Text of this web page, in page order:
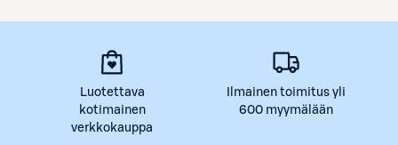
Luotettava
kotimainen
verkkokauppa
Ilmainen toimitus yli
600 myymälään